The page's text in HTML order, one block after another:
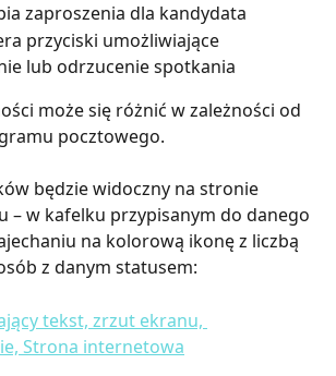
zaproszenia dla kandydata
przyciski umożliwiające
lub odrzucenie spotkania
może się różnić w zależności od
pocztowego.
będzie widoczny na stronie
– w kafelku przypisanym do danego
na kolorową ikonę z liczbą
z danym statusem: